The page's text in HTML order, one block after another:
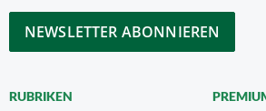
*
CAPTCHA
RUBRIKEN